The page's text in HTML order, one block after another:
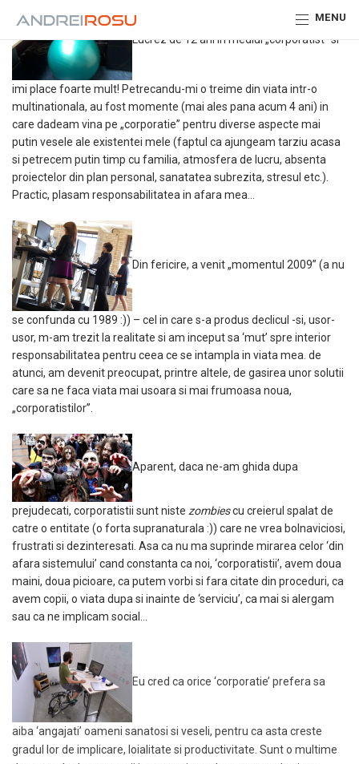
MENU
Lucrez de 12 ani in mediul „corporatist” si
imi place foarte mult! Petrecandu-mi o treime din viata intr-o
multinationala, au fost momente (mai ales pana acum 4 ani) in
care dadeam vina pe „corporatie” pentru diverse aspecte mai
putin vesele ale existentei mele (faptul ca ajungeam tarziu acasa
si petrecem putin timp cu familia, atmosfera de lucru, absenta
proiectelor din plan personal, sanatatea subrezita, stresul etc.).
Practic, plasam responsabilitatea in afara mea…
Din fericire, a venit „momentul 2009” (a nu
se confunda cu 1989 :)) – cel in care s-a produs declicul -si, usor-
usor, m-am trezit la realitate si am inceput sa ‘mut’ spre interior
responsabilitatea pentru ceea ce se intampla in viata mea. de
atunci, am devenit preocupat, printre altele, de gasirea unor solutii
care sa ne faca viata mai usoara si mai frumoasa noua,
„corporatistilor”.
Aparent, daca ne-am ghida dupa
prejudecati, corporatistii sunt niste zombiescu creierul spalat de
catre o entitate (o forta supranaturala :)) care ne vrea bolnaviciosi,
frustrati si dezinteresati. Asa ca nu ma suprinde mirarea celor ‘din
afara sistemului’ cand constanta ca noi, ‘corporatistii’, avem doua
maini, doua picioare, ca putem vorbi si fara citate din proceduri, ca
avem copii, o viata dupa si inainte de ‘serviciu’, ca mai si alergam
sau ca ne implicam social…
Eu cred ca orice ‘corporatie’ prefera sa
aiba ‘angajati’ oameni sanatosi si veseli, pentru ca asta creste
gradul lor de implicare, loialitate si productivitate. Sunt o multime